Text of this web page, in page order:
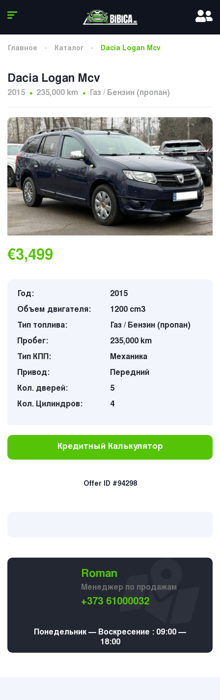
Главное Каталог Dacia Logan Mcv
Dacia Logan Mcv
2015 235,000 km Газ / Бензин (пропан)
€3,499
Год:
2015
Объем двигателя:
1200 cm3
Тип топлива:
Газ / Бензин (пропан)
Пробег:
235,000 km
Тип КПП:
Механика
Привод:
Передний
Кол. дверей:
5
Кол. Цилиндров:
4
Кредитный Калькулятор
Offer ID #94298
Roman
Менеджер по продажам
+373 61000032
Понедельник — Воскресение : 09:00 —
18:00